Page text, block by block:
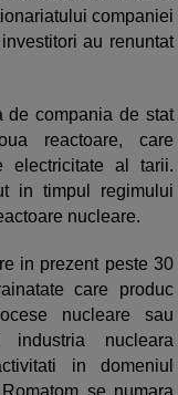
companiei
au renuntat
de compania de stat
reactoare, care
electricitate al tarii.
in timpul regimului
nucleare.
in prezent peste 30
care produc
nucleare sau
nucleara
in domeniul